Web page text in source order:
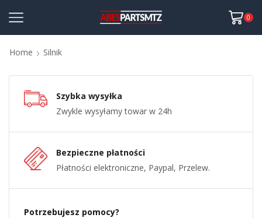
0
Home Silnik
Szybka wysyłka
Zwykle wysyłamy towar w 24h
Bezpieczne płatności
Płatności elektroniczne, Paypal, Przelew.
Potrzebujesz pomocy?